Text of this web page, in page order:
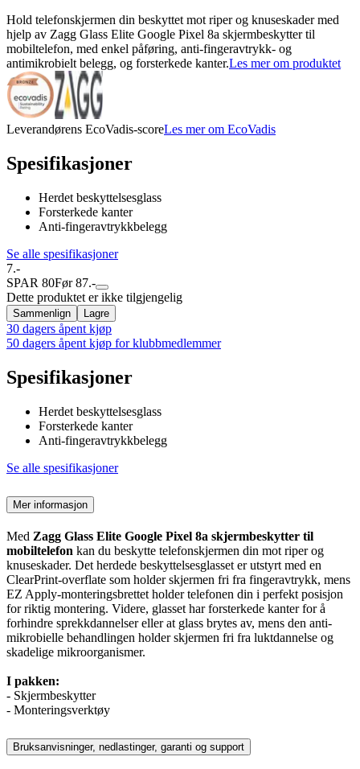
Hold telefonskjermen din beskyttet mot riper og knuseskader med
hjelp av Zagg Glass Elite Google Pixel 8a skjermbeskytter til
mobiltelefon, med enkel påføring, anti-fingeravtrykk- og
antimikrobielt belegg, og forsterkede kanter.Les mer om produktet
Leverandørens EcoVadis-scoreLes mer om EcoVadis
Spesifikasjoner
Herdet beskyttelsesglass
Forsterkede kanter
Anti-fingeravtrykkbelegg
Se alle spesifikasjoner
7.-
SPAR 80Før 87.-
Dette produktet er ikke tilgjengelig
Sammenlign Lagre
30 dagers åpent kjøp
50 dagers åpent kjøp for klubbmedlemmer
Spesifikasjoner
Herdet beskyttelsesglass
Forsterkede kanter
Anti-fingeravtrykkbelegg
Se alle spesifikasjoner
Mer informasjon
Med Zagg Glass Elite Google Pixel 8a skjermbeskytter til
mobiltelefon kan du beskytte telefonskjermen din mot riper og
knuseskader. Det herdede beskyttelsesglasset er utstyrt med en
ClearPrint-overflate som holder skjermen fri fra fingeravtrykk, mens
EZ Apply-monteringsbrettet holder telefonen din i perfekt posisjon
for riktig montering. Videre, glasset har forsterkede kanter for å
forhindre sprekkdannelser eller at glass brytes av, mens den anti-
mikrobielle behandlingen holder skjermen fri fra luktdannelse og
skadelige mikroorganismer.
I pakken:
- Skjermbeskytter
- Monteringsverktøy
Bruksanvisninger, nedlastinger, garanti og support